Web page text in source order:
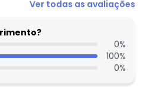
N/D*
N/D*
N/D*
N/D*
Ver todas as avaliações
0%
100%
0%